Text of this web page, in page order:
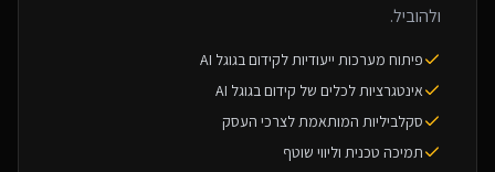
ולהוביל.
פיתוח מערכות ייעודיות לקידום בגוגל AI
אינטגרציות לכלים של קידום בגוגל AI
סקלביליות המותאמת לצרכי העסק
תמיכה טכנית וליווי שוטף